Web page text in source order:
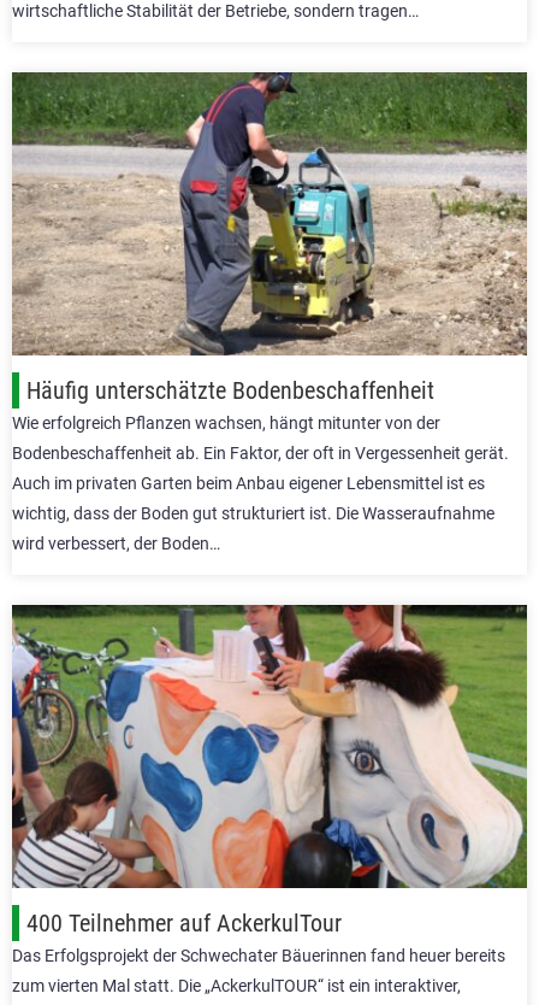
wirtschaftliche Stabilität der Betriebe, sondern tragen…
Häufig unterschätzte Bodenbeschaffenheit
Wie erfolgreich Pflanzen wachsen, hängt mitunter von der
Bodenbeschaffenheit ab. Ein Faktor, der oft in Vergessenheit gerät.
Auch im privaten Garten beim Anbau eigener Lebensmittel ist es
wichtig, dass der Boden gut strukturiert ist. Die Wasseraufnahme
wird verbessert, der Boden…
400 Teilnehmer auf AckerkulTour
Das Erfolgsprojekt der Schwechater Bäuerinnen fand heuer bereits
zum vierten Mal statt. Die „AckerkulTOUR“ ist ein interaktiver,